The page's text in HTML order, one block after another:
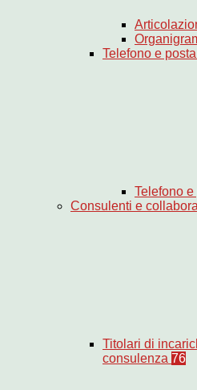
Telefono e
Telefono
Consulenti e
Titolari di
consulenza 76